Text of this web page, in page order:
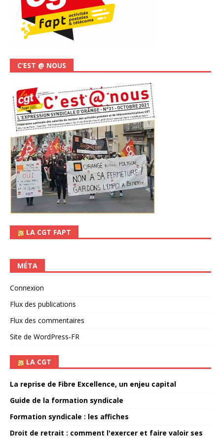
C’EST @ NOUS
LA CGT FAPT
MÉTA
Connexion
Flux des publications
Flux des commentaires
Site de WordPress-FR
LA CGT
La reprise de Fibre Excellence, un enjeu capital
Guide de la formation syndicale
Formation syndicale : les affiches
Droit de retrait : comment l'exercer et faire valoir ses